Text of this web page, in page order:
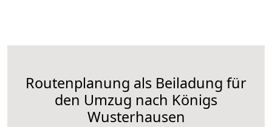
Routenplanung als Beiladung für
den Umzug nach Königs
Wusterhausen